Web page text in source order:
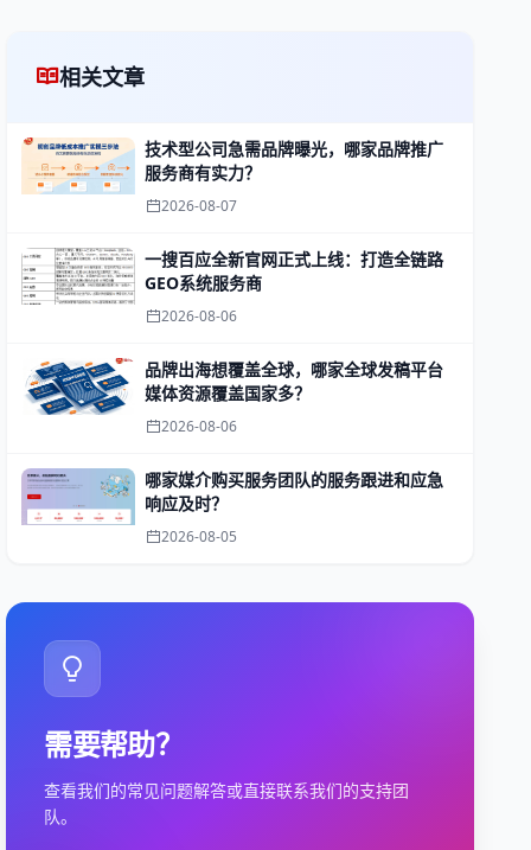
相关文章
技术型公司急需品牌曝光，哪家品牌推广
服务商有实力？
2026-08-07
一搜百应全新官网正式上线：打造全链路
GEO系统服务商
2026-08-06
品牌出海想覆盖全球，哪家全球发稿平台
媒体资源覆盖国家多？
2026-08-06
哪家媒介购买服务团队的服务跟进和应急
响应及时？
2026-08-05
需要帮助？
查看我们的常见问题解答或直接联系我们的支持团
队。